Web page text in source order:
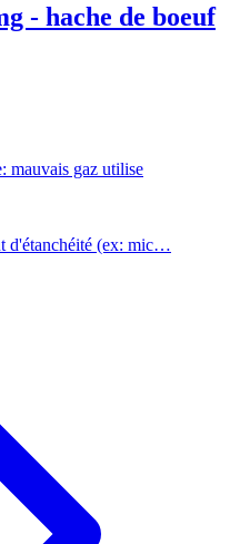
- hache de boeuf
mauvais gaz utilise
d'étanchéité (ex: mic…